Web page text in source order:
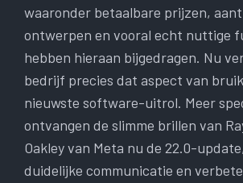
waaronder betaalbare prijzen,
ontwerpen en vooral echt nuttige
hebben hieraan bijgedragen. Nu
bedrijf precies dat aspect van
nieuwste software-uitrol. Meer
ontvangen de slimme brillen van
Oakley van Meta nu de 22.0-
duidelijke communicatie en